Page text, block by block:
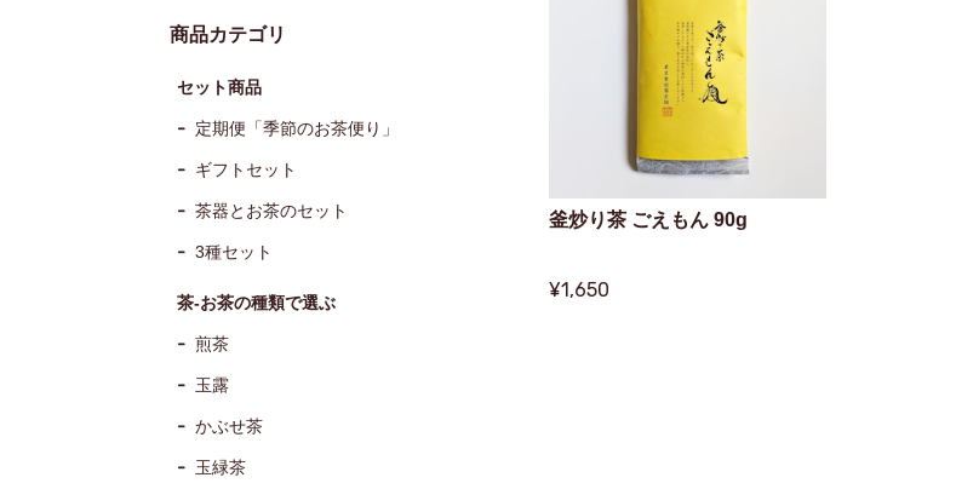
商品カテゴリ
セット商品
定期便「季節のお茶便り」
ギフトセット
茶器とお茶のセット
3種セット
茶-お茶の種類で選ぶ
煎茶
玉露
かぶせ茶
玉緑茶
釜炒り茶 ごえもん 90g
¥1,650